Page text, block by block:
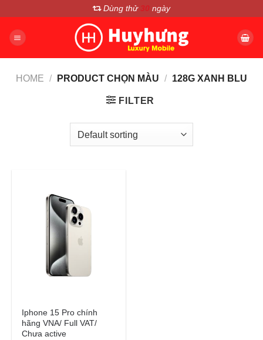
nội
Dùng thử 30 ngày
HOME / PRODUCT CHỌN MÀU / 128G XANH BLU
FILTER
Iphone 15 Pro chính
hãng VNA/ Full VAT/
Chưa active